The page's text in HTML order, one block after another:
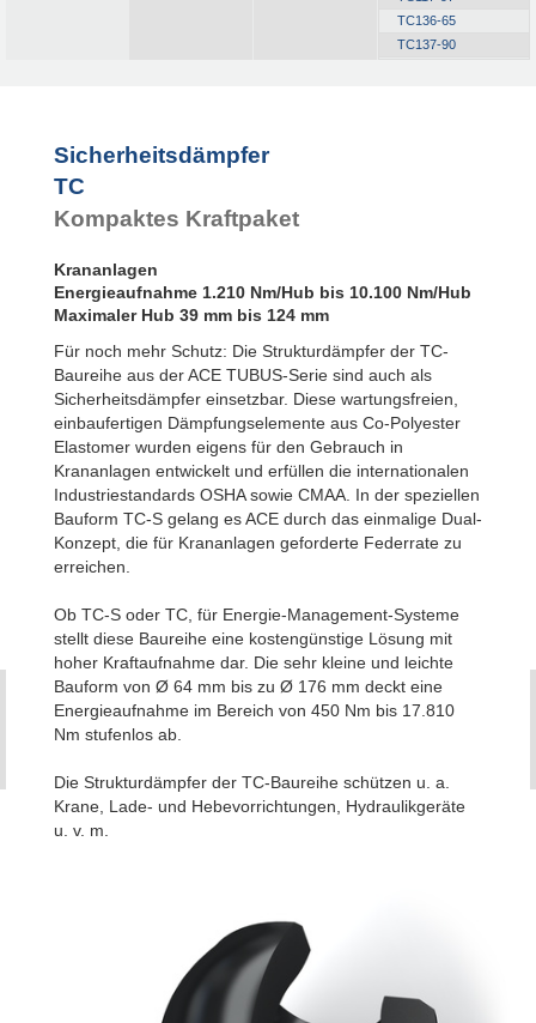
TC136-65
TC137-90
Sicherheitsdämpfer
TC
Kompaktes Kraftpaket
Krananlagen
Energieaufnahme 1.210 Nm/Hub bis 10.100 Nm/Hub
Maximaler Hub 39 mm bis 124 mm
Für noch mehr Schutz: Die Strukturdämpfer der TC-
Baureihe aus der ACE TUBUS-Serie sind auch als
Sicherheitsdämpfer einsetzbar. Diese wartungsfreien,
einbaufertigen Dämpfungselemente aus Co-Polyester
Elastomer wurden eigens für den Gebrauch in
Krananlagen entwickelt und erfüllen die internationalen
Industriestandards OSHA sowie CMAA. In der speziellen
Bauform TC-S gelang es ACE durch das einmalige Dual-
Konzept, die für Krananlagen geforderte Federrate zu
erreichen.
Ob TC-S oder TC, für Energie-Management-Systeme
stellt diese Baureihe eine kostengünstige Lösung mit
hoher Kraftaufnahme dar. Die sehr kleine und leichte
Bauform von Ø 64 mm bis zu Ø 176 mm deckt eine
Energieaufnahme im Bereich von 450 Nm bis 17.810
Nm stufenlos ab.
Die Strukturdämpfer der TC-Baureihe schützen u. a.
Krane, Lade- und Hebevorrichtungen, Hydraulikgeräte
u. v. m.